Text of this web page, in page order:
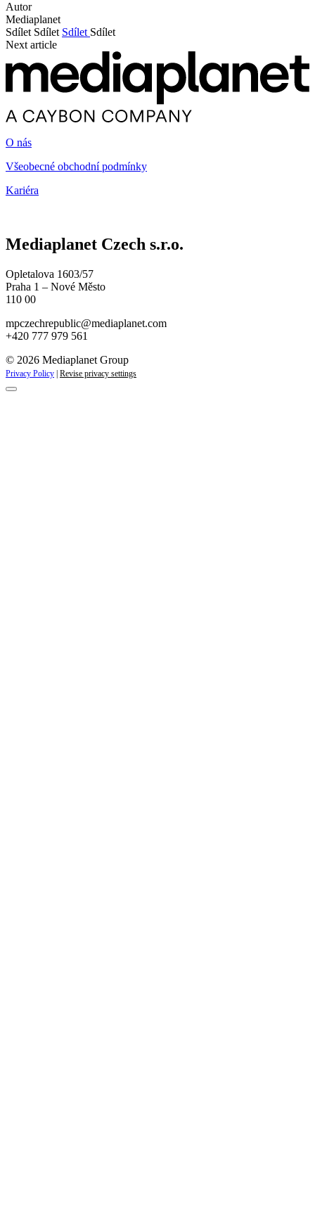
Autor
Mediaplanet
Sdílet Sdílet Sdílet Sdílet
Next article
O nás
Všeobecné obchodní podmínky
Kariéra
Mediaplanet Czech s.r.o.
Opletalova 1603/57
Praha 1 – Nové Město
110 00
mpczechrepublic@mediaplanet.com
+420 777 979 561
© 2026 Mediaplanet Group
Privacy Policy Revise privacy settings